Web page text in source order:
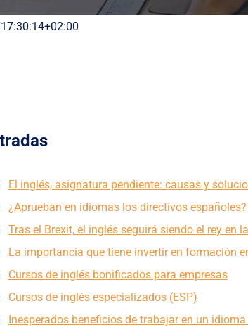
El inglés, asignatura pendiente: causas y
¿Aprueban en idiomas los directivos españoles?
Tras el Brexit, el inglés seguirá siendo el rey en
La importancia que tiene invertir en formación
Cursos de inglés bonificados para empresas
Cursos de inglés especializados (ESP)
Inesperados beneficios de trabajar en un